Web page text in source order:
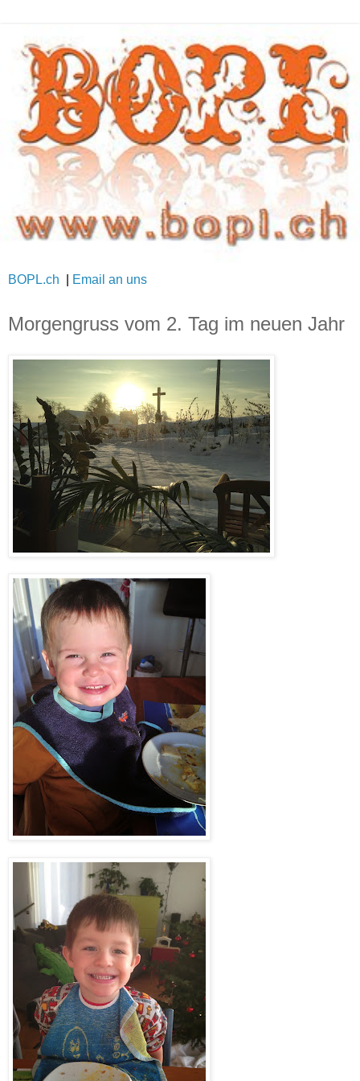
BOPL.ch Email an uns
Morgengruss vom 2. Tag im neuen Jahr